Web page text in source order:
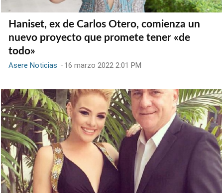
Haniset, ex de Carlos Otero, comienza un
nuevo proyecto que promete tener «de
todo»
Asere Noticias - 16 marzo 2022 2:01 PM